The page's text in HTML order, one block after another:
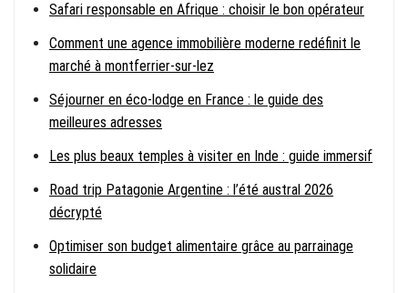
Safari responsable en Afrique : choisir le bon opérateur
Comment une agence immobilière moderne redéfinit le
marché à montferrier-sur-lez
Séjourner en éco-lodge en France : le guide des
meilleures adresses
Les plus beaux temples à visiter en Inde : guide immersif
Road trip Patagonie Argentine : l’été austral 2026
décrypté
Optimiser son budget alimentaire grâce au parrainage
solidaire